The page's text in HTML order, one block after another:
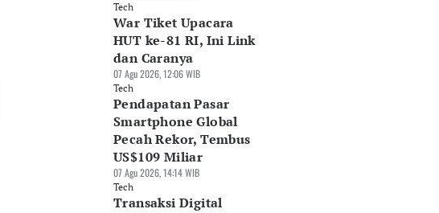
Tech
War Tiket Upacara
HUT ke-81 RI, Ini Link
dan Caranya
07 Agu 2026, 12:06 WIB
Tech
Pendapatan Pasar
Smartphone Global
Pecah Rekor, Tembus
US$109 Miliar
07 Agu 2026, 14:14 WIB
Tech
Transaksi Digital